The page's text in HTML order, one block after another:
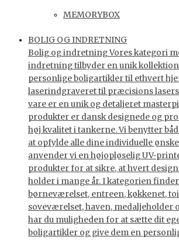
MEMORYBOX
BOLIG OG INDRETNING
Bolig og indretning Vores kategori
indretning tilbyder en unik
personlige boligartikler til ethvert
laserindgraveret til præcisions
vare er en unik og detaljeret
produkter er dansk designede og
høj kvalitet i tankerne. Vi benytter
at opfylde alle dine individuelle
anvender vi en højopløselig UV-
produkter for at sikre, at hvert
holder i mange år. I kategorien
børneværelset, entreen, køkkenet,
soveværelset, haven, medaljeholder
har du muligheden for at sætte dit
boligartikler og give dem en